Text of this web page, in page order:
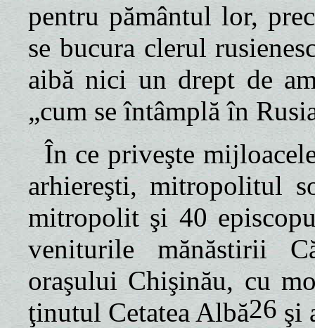
pentru pământul lor,
se bucura clerul
aibă nici un drept de
„cum se întâmplă în
În ce priveşte
arhiereşti, mitropolitul
mitropolit şi 40
veniturile mănăstirii
oraşului Chişinău, cu
ţinutul Cetatea Albă26 şi